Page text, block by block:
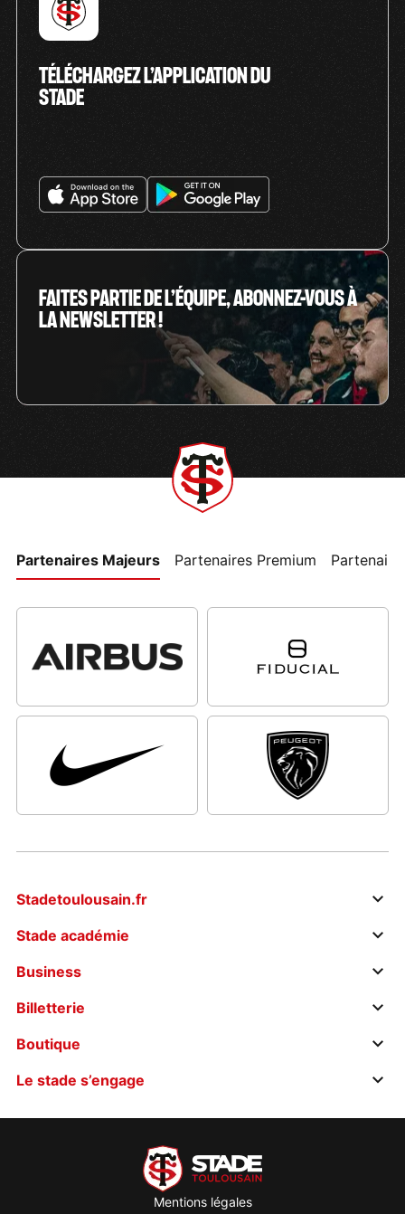
TÉLÉCHARGEZ L’APPLICATION DU
STADE
FAITES PARTIE DE L’ÉQUIPE, ABONNEZ-VOUS À
LA NEWSLETTER !
Partenaires Majeurs Partenaires Premium
Stadetoulousain.fr
Stade académie
Business
Billetterie
Boutique
Le stade s’engage
Mentions légales